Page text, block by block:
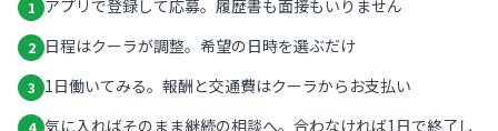
1 アプリで登録して応募。履歴書も面接もいりません
2 日程はクーラが調整。希望の日時を選ぶだけ
3 1日働いてみる。報酬と交通費はクーラからお支払い
4 気に入ればそのまま継続の相談へ。合わなければ1日で終了し